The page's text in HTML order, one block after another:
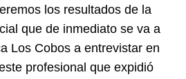
los resultados de la
que de inmediato se va a
Los Cobos a entrevistar en
profesional que expidió